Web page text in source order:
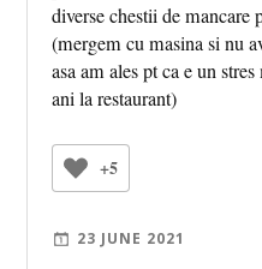
diverse chestii de
(mergem cu masina si nu
asa am ales pt ca e un
ani la restaurant)
+5
23 JUNE 2021